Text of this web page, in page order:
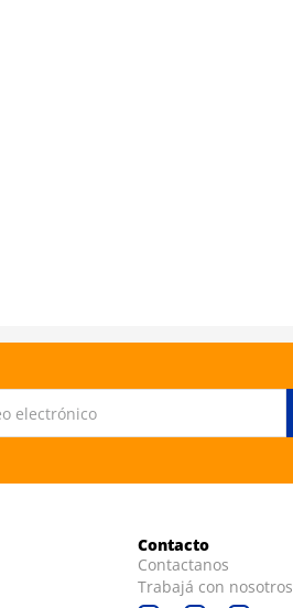
Contacto
Contactanos
Trabajá con nosotros